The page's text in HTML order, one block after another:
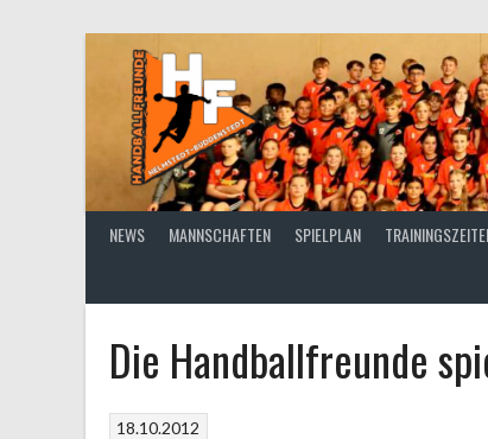
NEWS MANNSCHAFTEN SPIELPLAN
Die Handballfreunde
18.10.2012